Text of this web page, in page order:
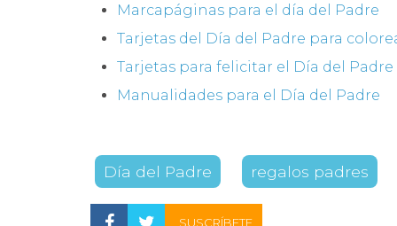
Marcapáginas para el día del Padre
Tarjetas del Día del Padre para
Tarjetas para felicitar el Día del Padre
Manualidades para el Día del Padre
Día del Padre regalos padres
SUSCRÍBETE